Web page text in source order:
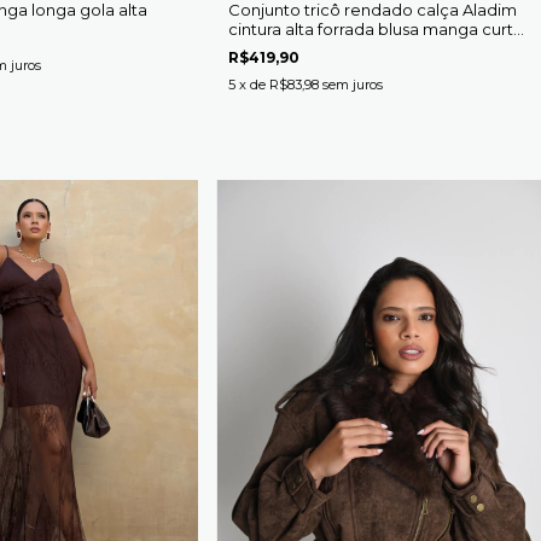
longa gola alta
juros
Conjunto tricô rendado calça Aladim
cintura alta forrada blusa manga curta
gola redonda Valéria
R$419,90
5 x de R$83,98 sem juros